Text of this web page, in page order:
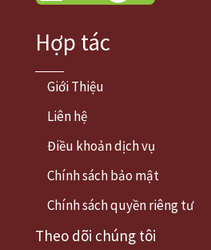
Hợp tác
Giới Thiệu
Liên hệ
Điều khoản dịch vụ
Chính sách bảo mật
Chính sách quyền riêng tư
Theo dõi chúng tôi